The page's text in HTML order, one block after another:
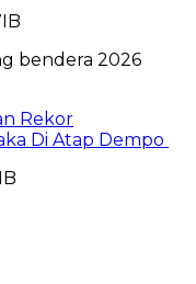
Rekor
Di Atap Dempo